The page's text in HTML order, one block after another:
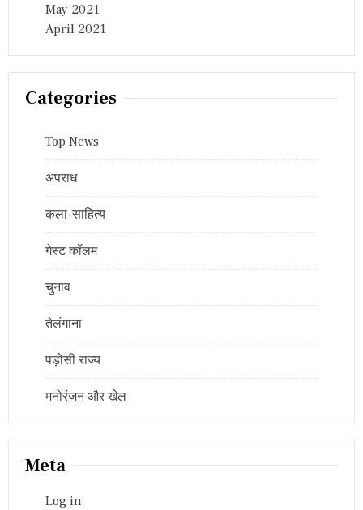
May 2021
April 2021
Categories
Top News
अपराध
कला-साहित्य
गेस्ट कॉलम
चुनाव
तेलंगाना
पड़ोसी राज्य
मनोरंजन और खेल
Meta
Log in